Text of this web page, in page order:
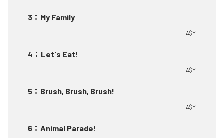
3 ： My Family
A$Y
4 ： Let's Eat!
A$Y
5 ： Brush, Brush, Brush!
A$Y
6 ： Animal Parade!